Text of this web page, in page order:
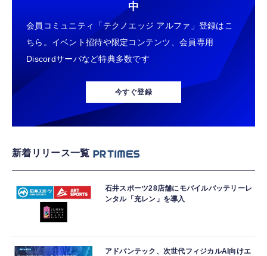
中
会員コミュニティ「テクノエッジ アルファ」登録はこ
ちら。イベント招待や限定コンテンツ、会員専用
Discordサーバなど特典多数です
今すぐ登録
新着リリース一覧
石井スポーツ28店舗にモバイルバッテリーレ
ンタル「充レン」を導入
アドバンテック、次世代フィジカルAI向けエ